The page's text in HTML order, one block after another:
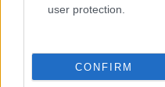
user protection.
CONFIRM
Elia Barp, Giovanni